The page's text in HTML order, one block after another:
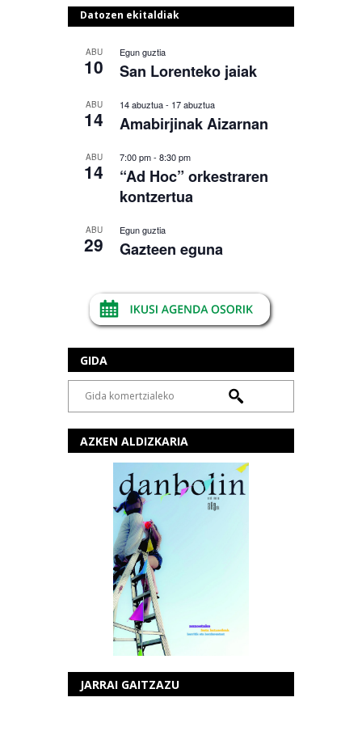
Datozen ekitaldiak
ABU
10
Egun guztia
San Lorenteko jaiak
ABU
14
14 abuztua- 17 abuztua
Amabirjinak Aizarnan
ABU
14
7:00 pm- 8:30 pm
“Ad Hoc” orkestraren
kontzertua
ABU
29
Egun guztia
Gazteen eguna
GIDA
AZKEN ALDIZKARIA
JARRAI GAITZAZU